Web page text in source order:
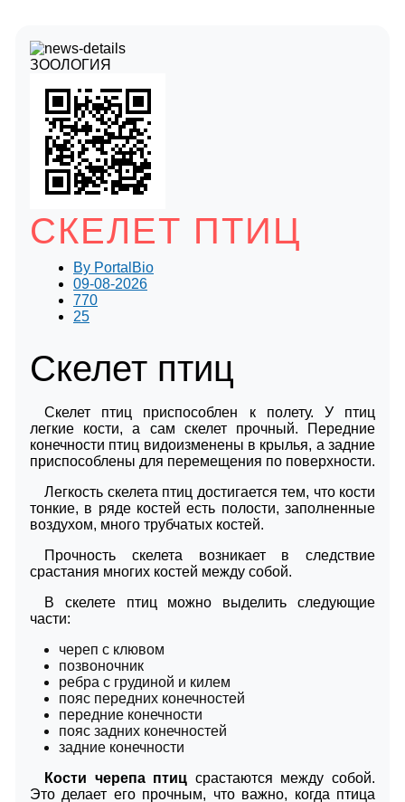
ЗООЛОГИЯ
СКЕЛЕТ ПТИЦ
By PortalBio
09-08-2026
770
25
Скелет птиц
Скелет птиц приспособлен к полету. У птиц
легкие кости, а сам скелет прочный. Передние
конечности птиц видоизменены в крылья, а задние
приспособлены для перемещения по поверхности.
Легкость скелета птиц достигается тем, что кости
тонкие, в ряде костей есть полости, заполненные
воздухом, много трубчатых костей.
Прочность скелета возникает в следствие
срастания многих костей между собой.
В скелете птиц можно выделить следующие
части:
череп с клювом
позвоночник
ребра с грудиной и килем
пояс передних конечностей
передние конечности
пояс задних конечностей
задние конечности
Кости черепа птиц срастаются между собой.
Это делает его прочным, что важно, когда птица